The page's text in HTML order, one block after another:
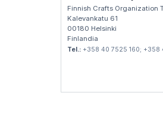
Finnish Crafts Organization
Kalevankatu 61
00180 Helsinki
Finlandia
Tel.: +358 40 7525 160; +358